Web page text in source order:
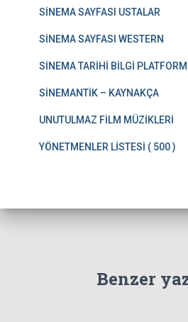
SİNEMA SAYFASI USTALAR
SİNEMA SAYFASI WESTERN
SİNEMA TARİHİ BİLGİ
SİNEMANTİK – KAYNAKÇA
UNUTULMAZ FİLM MÜZİKLERİ
YÖNETMENLER LİSTESİ ( 500 )
Benzer